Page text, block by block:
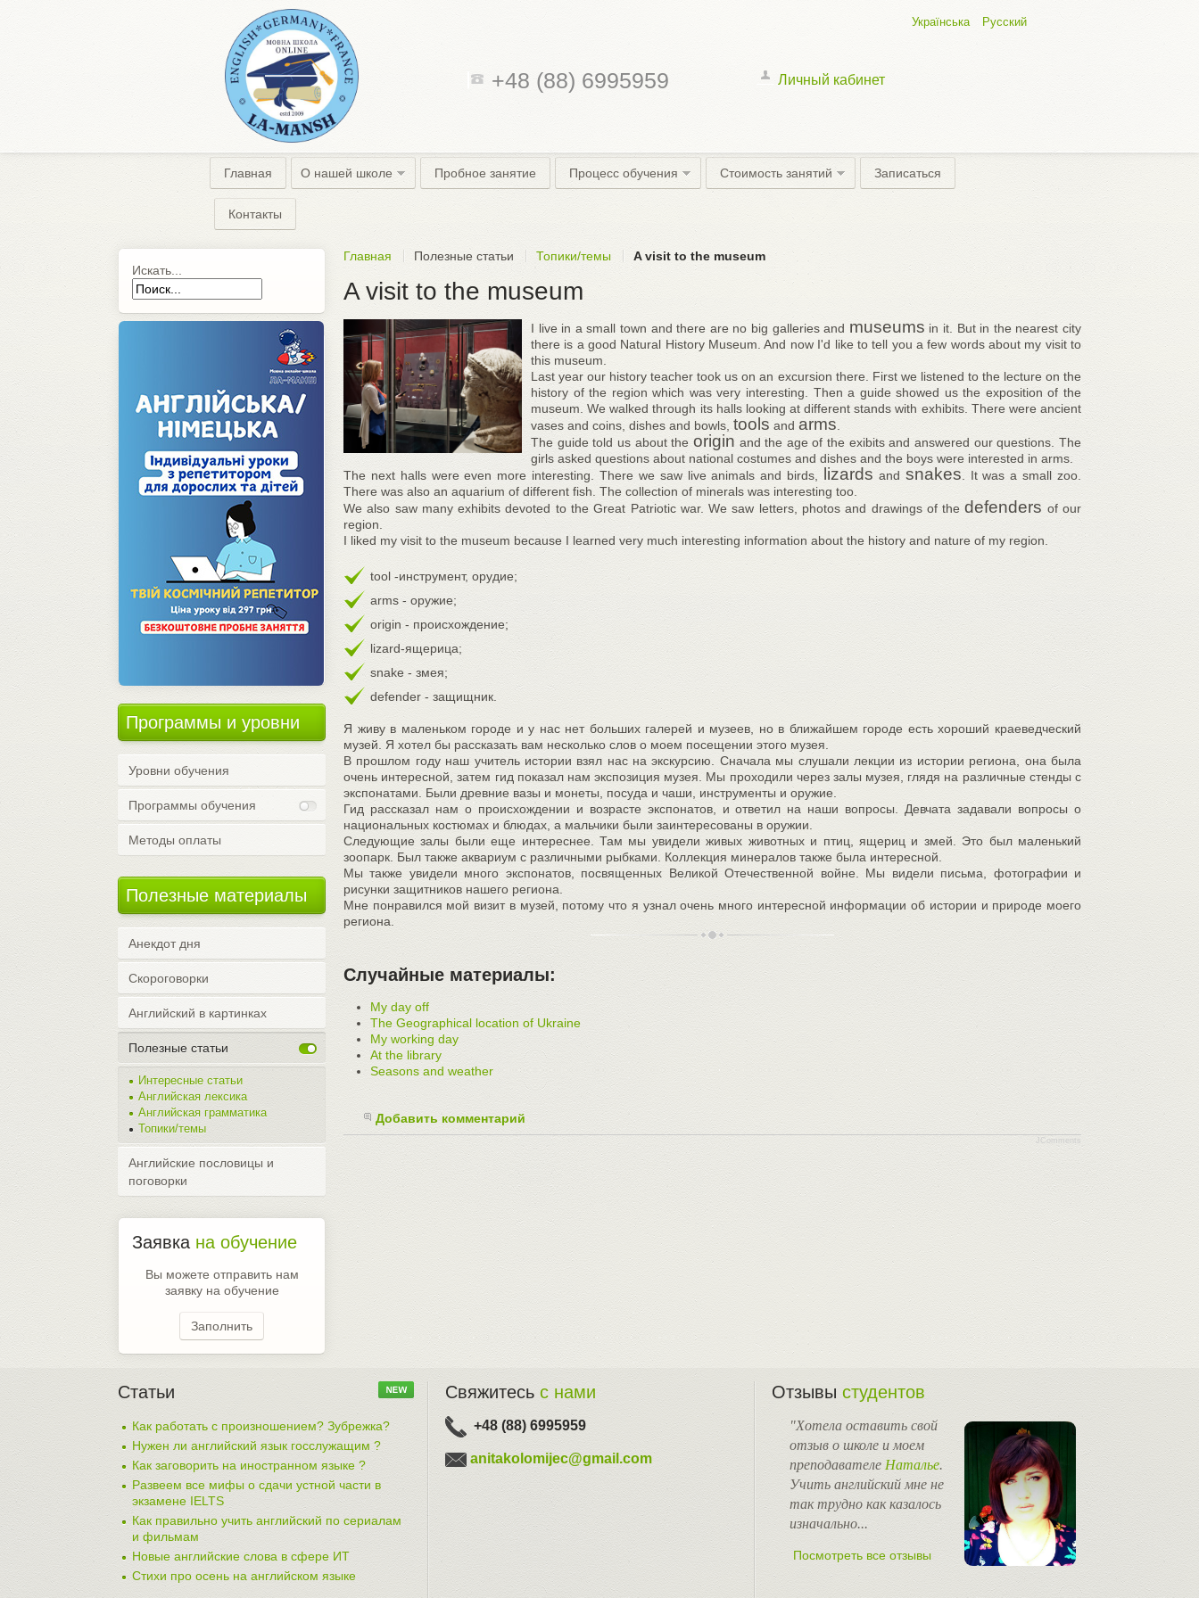
Українська Русский
Личный кабинет
+48 (88) 6995959
Главная О нашей школе Пробное занятие Процесс обучения Стоимость занятий Записаться
Контакты
Главная Полезные статьи Топики/темы A visit to the museum
A visit to the museum
I live in a small town and there are no big galleries and museums in it. But in the nearest city
there is a good Natural History Museum. And now I'd like to tell you a few words about my visit to
this museum.
Last year our history teacher took us on an excursion there. First we listened to the lecture on the
history of the region which was very interesting. Then a guide showed us the exposition of the
museum. We walked through its halls looking at different stands with exhibits. There were ancient
vases and coins, dishes and bowls, tools and arms
The guide told us about the origin and the age of the exibits and answered our questions. The
girls asked questions about national costumes and dishes and the boys were interested in arms.
The next halls were even more interesting. There we saw live animals and birds,
lizards and snakes . It was a small zoo.
There was also an aquarium of different fish. The collection of minerals was interesting too.
We also saw many exhibits devoted to the Great Patriotic war. We saw letters, photos and drawings of thedefenders of our
region.
I liked my visit to the museum because I learned very much interesting information about the history and nature of my region.
tool -инструмент, орудие;
arms - оружие;
origin - происхождение;
lizard-ящерица;
snake - змея;
defender - защищник.
Я живу в маленьком городе и у нас нет больших галерей и музеев, но в ближайшем городе есть хороший краеведческий
музей. Я хотел бы рассказать вам несколько слов о моем посещении этого музея.
В прошлом году наш учитель истории взял нас на экскурсию. Сначала мы слушали лекции из истории региона, она была
очень интересной, затем гид показал нам экспозиция музея. Мы проходили через залы музея, глядя на различные стенды с
экспонатами. Были древние вазы и монеты, посуда и чаши, инструменты и оружие.
Гид рассказал нам о происхождении и возрасте экспонатов, и ответил на наши вопросы. Девчата задавали вопросы о
национальных костюмах и блюдах, а мальчики были заинтересованы в оружии.
Следующие залы были еще интереснее. Там мы увидели живых животных и птиц, ящериц и змей. Это был маленький
зоопарк. Был также аквариум с различными рыбками. Коллекция минералов также была интересной.
Мы также увидели много экспонатов, посвященных Великой Отечественной войне. Мы видели письма, фотографии и
рисунки защитников нашего региона.
Мне понравился мой визит в музей, потому что я узнал очень много интересной информации об истории и природе моего
региона.
Случайные материалы:
My day off
The Geographical location of Ukraine
My working day
At the library
Seasons and weather
Добавить комментарий
JComments
Искать...
Программы и уровни
Уровни обучения
Программы обучения
Методы оплаты
Полезные материалы
Анекдот дня
Скороговорки
Английский в картинках
Полезные статьи
Интересные статьи
Английская лексика
Английская грамматика
Топики/темы
Английские пословицы и
поговорки
Заявка на обучение
Вы можете отправить нам
заявку на обучение
Заполнить
Статьи
Как работать с произношением? Зубрежка?
Нужен ли английский язык госслужащим ?
Как заговорить на иностранном языке ?
Развеем все мифы о сдачи устной части в
экзамене IELTS
Как правильно учить английский по сериалам
и фильмам
Новые английские слова в сфере ИТ
Стихи про осень на английском языке
Свяжитесьс нами
+48 (88) 6995959
anitakolomijec@gmail.com
Отзывы студентов
"Хотела оставить свой
отзыв о школе и моем
преподавателе Наталье.
Учить английский мне не
так трудно как казалось
изначально...
Посмотреть все отзывы